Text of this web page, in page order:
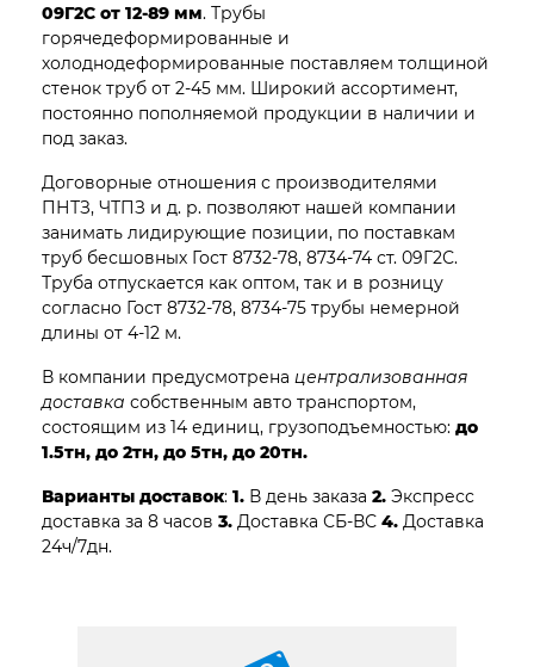
09Г2С от 12-89 мм. Трубы
горячедеформированные и
холоднодеформированные поставляем толщиной
стенок труб от 2-45 мм. Широкий ассортимент,
постоянно пополняемой продукции в наличии и
под заказ.
Договорные отношения с производителями
ПНТЗ, ЧТПЗ и д. р. позволяют нашей компании
занимать лидирующие позиции, по поставкам
труб бесшовных Гост 8732-78, 8734-74 ст. 09Г2С.
Труба отпускается как оптом, так и в розницу
согласно Гост 8732-78, 8734-75 трубы немерной
длины от 4-12 м.
В компании предусмотрена централизованная
доставка собственным авто транспортом,
состоящим из 14 единиц, грузоподъемностью: до
1.5тн, до 2тн, до 5тн, до 20тн.
Варианты доставок: 1. В день заказа 2. Экспресс
доставка за 8 часов 3. Доставка СБ-ВС 4. Доставка
24ч/7дн.